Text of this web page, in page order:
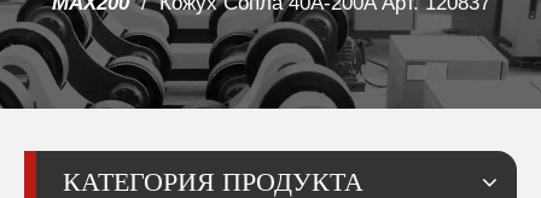
КАТЕГОРИЯ ПРОДУКТА